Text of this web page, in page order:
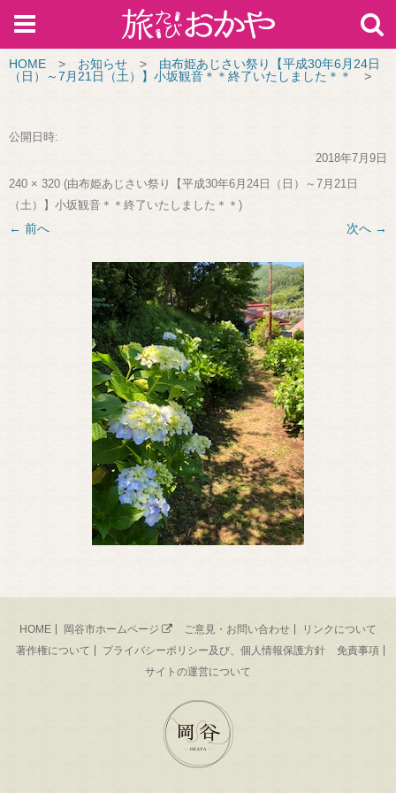
HOME > お知らせ > 由布姫あじさい祭り【平成30年6月24日
（日）～7月21日（土）】小坂観音＊＊終了いたしました＊＊
>
公開日時:
2018年7月9日
240 × 320 (由布姫あじさい祭り【平成30年6月24日（日）～7月21日
（土）】小坂観音＊＊終了いたしました＊＊ )
← 前へ 次へ →
HOME 岡谷市ホームページ ご意見・お問い合わせ
リンクについて
著作権について
プライバシーポリシー及び、個人情報保護方針
免責事項
サイトの運営について